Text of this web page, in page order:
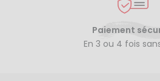
Paiement
En 3 ou 4 fois